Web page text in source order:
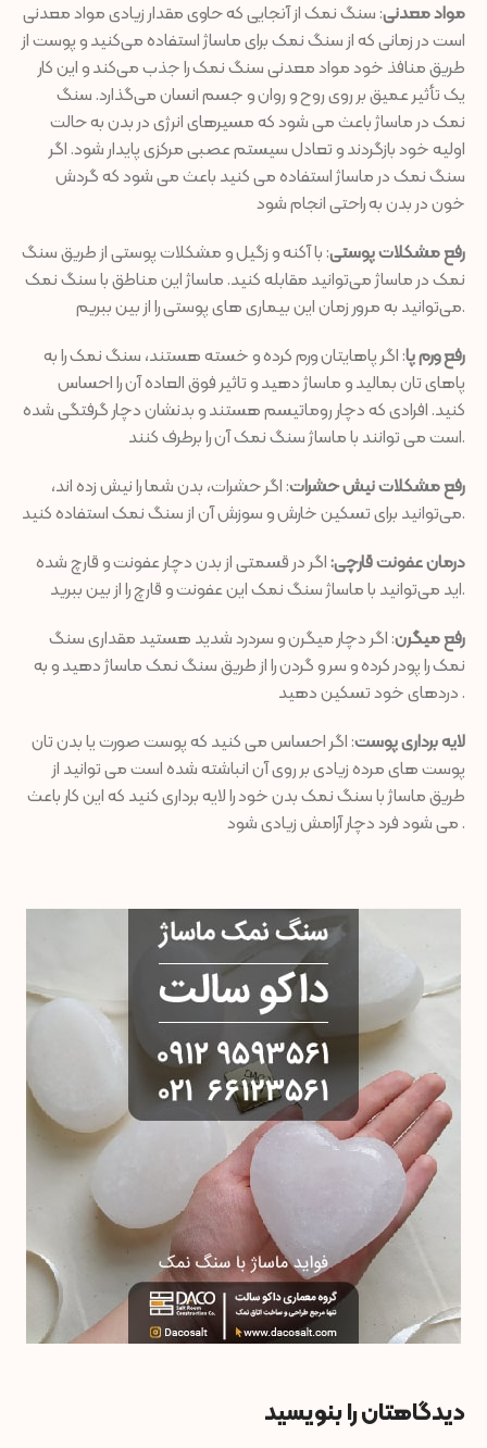
مواد معدنی: سنگ نمک از آنجایی که حاوی مقدار زیادی مواد معدنی
است در زمانی که از سنگ نمک برای ماساژ استفاده می‌کنید و پوست از
طریق منافذ خود مواد معدنی سنگ نمک را جذب می‌کند و این کار
یک تأثیر عمیق بر روی روح و روان و جسم انسان می‌گذارد. سنگ
نمک در ماساژ باعث می شود که مسیرهای انرژی در بدن به حالت
اولیه خود بازگردند و تعادل سیستم عصبی مرکزی پایدار شود. اگر
سنگ نمک در ماساژ استفاده می کنید باعث می شود که گردش
خون در بدن به راحتی انجام شود
رفع مشکلات پوستی: با آکنه و زگیل و مشکلات پوستی از طریق سنگ
نمک در ماساژ می‌توانید مقابله کنید. ماساژ این مناطق با سنگ نمک
می‌توانید به مرور زمان این بیماری های پوستی را از بین ببریم.
رفع ورم پا: اگر پاهایتان ورم کرده و خسته هستند، سنگ نمک را به
پاهای تان بمالید و ماساژ دهید و تاثیر فوق العاده آن را احساس
کنید. افرادی که دچار روماتیسم هستند و بدنشان دچار گرفتگی شده
است می توانند با ماساژ سنگ نمک آن را برطرف کنند.
رفع مشکلات نیش حشرات: اگر حشرات، بدن شما را نیش زده اند،
می‌توانید برای تسکین خارش و سوزش آن از سنگ نمک استفاده کنید.
درمان عفونت قارچی:اگر در قسمتی از بدن دچار عفونت و قارچ شده
اید می‌توانید با ماساژ سنگ نمک این عفونت و قارچ را از بین ببرید.
رفع میگرن: اگر دچار میگرن و سردرد شدید هستید مقداری سنگ
نمک را پودر کرده و سر و گردن را از طریق سنگ نمک ماساژ دهید و به
دردهای خود تسکین دهید .
لایه برداری پوست: اگر احساس می کنید که پوست صورت یا بدن تان
پوست های مرده زیادی بر روی آن انباشته شده است می توانید از
طریق ماساژ با سنگ نمک بدن خود را لایه برداری کنید که این کار باعث
می شود فرد دچار آرامش زیادی شود .
دیدگاهتان را بنویسید